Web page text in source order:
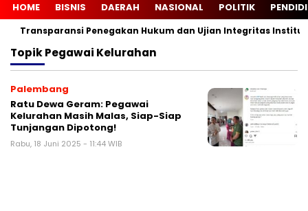
HOME BISNIS DAERAH NASIONAL POLITIK
Transparansi Penegakan Hukum dan Ujian Integritas Institusi
TopikPegawai Kelurahan
Palembang
Ratu Dewa Geram: Pegawai
Kelurahan Masih Malas, Siap-Siap
Tunjangan Dipotong!
Rabu, 18 Juni 2025 - 11:44 WIB